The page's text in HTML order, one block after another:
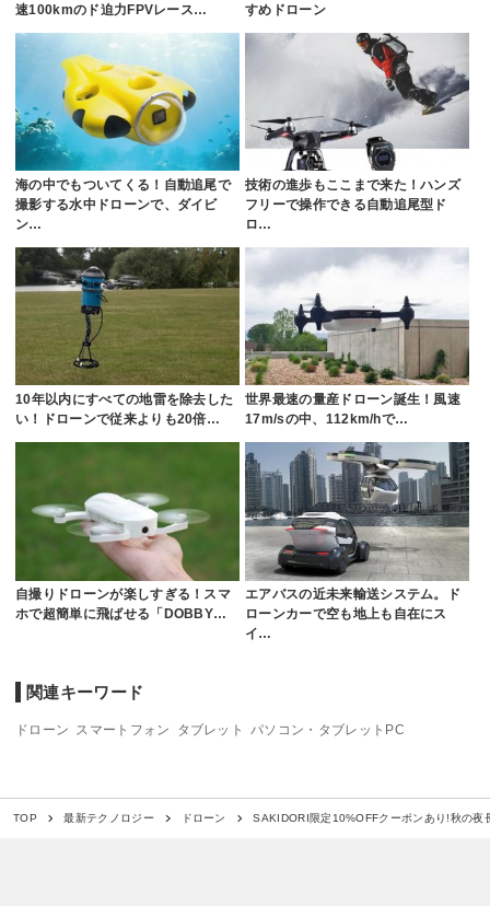
速100kmのド迫力FPVレース…
すめドローン
海の中でもついてくる！自動追尾で
撮影する水中ドローンで、ダイビ
ン…
技術の進歩もここまで来た！ハンズ
フリーで操作できる自動追尾型ド
ロ…
10年以内にすべての地雷を除去した
い！ドローンで従来よりも20倍…
世界最速の量産ドローン誕生！風速
17m/sの中、112km/hで…
自撮りドローンが楽しすぎる！スマ
ホで超簡単に飛ばせる「DOBBY…
エアバスの近未来輸送システム。ド
ローンカーで空も地上も自在にス
イ…
関連キーワード
ドローン スマートフォン タブレット パソコン・タブレットPC
TOP 最新テクノロジー ドローン SAKIDORI限定10%OFFクーポンあり!秋の夜